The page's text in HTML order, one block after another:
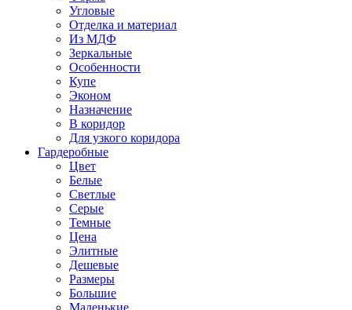
Угловые
Отделка и материал
Из МДФ
Зеркальные
Особенности
Купе
Эконом
Назначение
В коридор
Для узкого коридора
Гардеробные
Цвет
Белые
Светлые
Серые
Темные
Цена
Элитные
Дешевые
Размеры
Большие
Маленькие